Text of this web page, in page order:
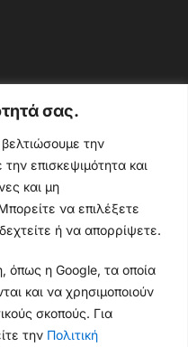
σας.
την
επισκεψιμότητα και
και μη
να επιλέξετε
ή να απορρίψετε.
όπως η Google, τα οποία
και να χρησιμοποιούν
σκοπούς. Για
την Πολιτική